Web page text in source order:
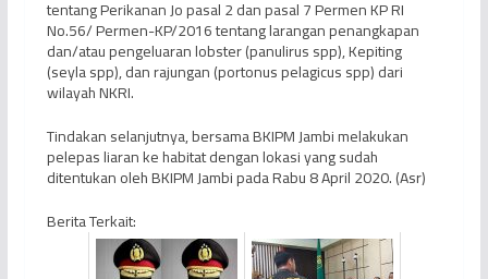
tentang Perikanan Jo pasal 2 dan pasal 7 Permen KP RI
No.56/ Permen-KP/2016 tentang larangan penangkapan
dan/atau pengeluaran lobster (panulirus spp), Kepiting
(seyla spp), dan rajungan (portonus pelagicus spp) dari
wilayah NKRI.
Tindakan selanjutnya, bersama BKIPM Jambi melakukan
pelepas liaran ke habitat dengan lokasi yang sudah
ditentukan oleh BKIPM Jambi pada Rabu 8 April 2020. (Asr)
Berita Terkait: